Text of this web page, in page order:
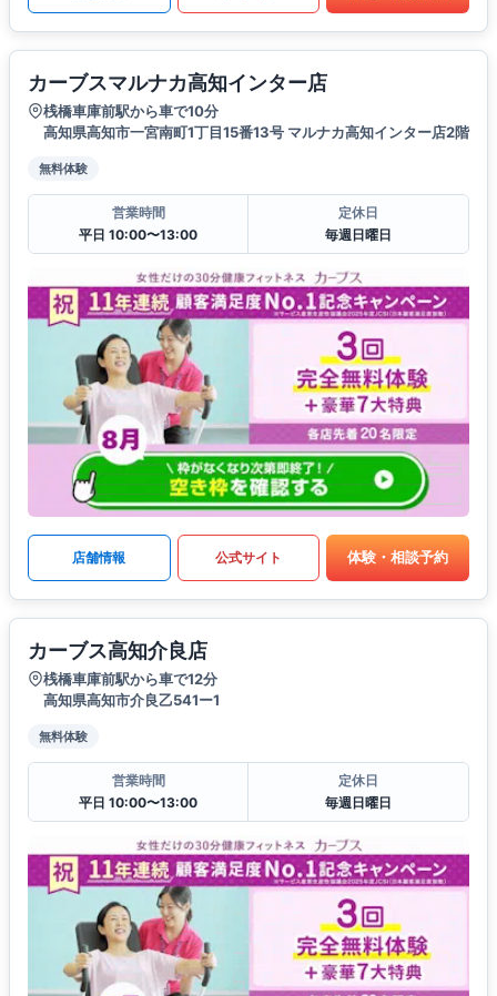
カーブスマルナカ高知インター店
桟橋車庫前駅から車で10分
高知県高知市一宮南町1丁目15番13号 マルナカ高知インター店2階
無料体験
営業時間
平日 10:00〜13:00
定休日
毎週日曜日
店舗情報 公式サイト 体験・相談予約
カーブス高知介良店
桟橋車庫前駅から車で12分
高知県高知市介良乙541ー1
無料体験
営業時間
平日 10:00〜13:00
定休日
毎週日曜日